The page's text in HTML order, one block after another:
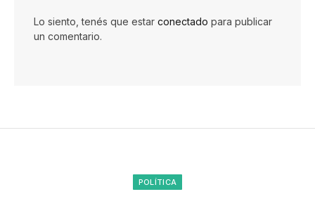
Lo siento, tenés que estar conectado para publicar
un comentario.
POLÍTICA